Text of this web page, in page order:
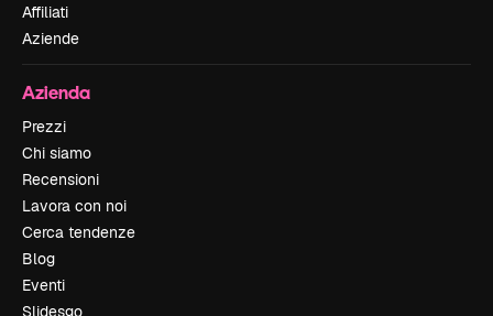
Affiliati
Aziende
Azienda
Prezzi
Chi siamo
Recensioni
Lavora con noi
Cerca tendenze
Blog
Eventi
Slidesgo